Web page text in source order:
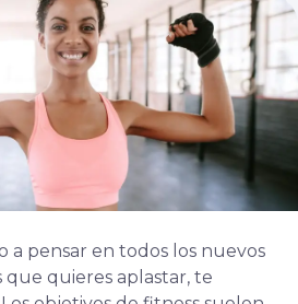
a pensar en todos los nuevos
que quieres aplastar, te